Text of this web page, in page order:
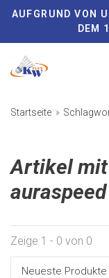
AUFGRUND VON
DEM
Startseite
Artikel
Zeige 1 - 0 von 0
Neueste Produkte